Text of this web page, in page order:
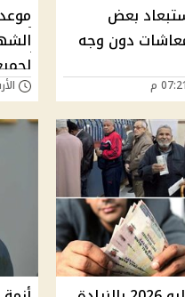
بعض
دون وجه
الأربعاء